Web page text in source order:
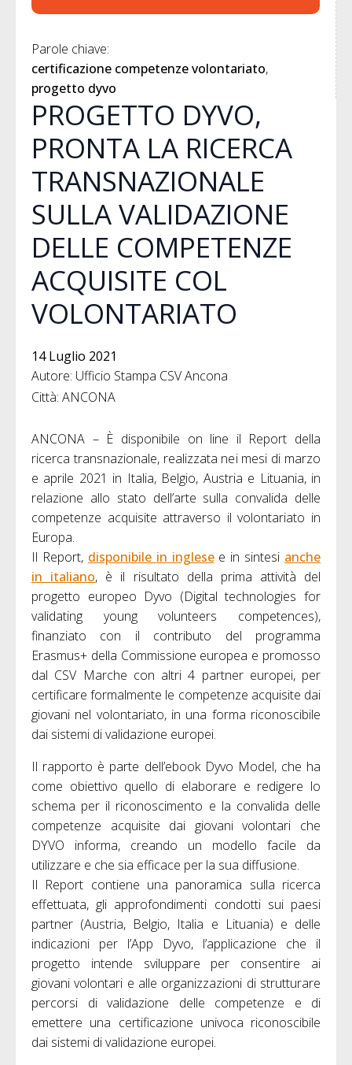
Parole chiave:
certificazione competenze volontariato
progetto dyvo
PROGETTO DYVO,
PRONTA LA RICERCA
TRANSNAZIONALE
SULLA VALIDAZIONE
DELLE COMPETENZE
ACQUISITE COL
VOLONTARIATO
14 Luglio 2021
Autore: Ufficio Stampa CSV Ancona
Città: ANCONA
ANCONA – È disponibile on line il Report della
ricerca transnazionale, realizzata nei mesi di marzo
e aprile 2021 in Italia, Belgio, Austria e Lituania, in
relazione allo stato dell’arte sulla convalida delle
competenze acquisite attraverso il volontariato in
Europa.
Il Report, disponibile in inglesee in sintesi anche
in italiano, è il risultato della prima attività del
progetto europeo Dyvo (Digital technologies for
validating young volunteers competences),
finanziato con il contributo del programma
Erasmus+ della Commissione europea e promosso
dal CSV Marche con altri 4 partner europei, per
certificare formalmente le competenze acquisite dai
giovani nel volontariato, in una forma riconoscibile
dai sistemi di validazione europei.
Il rapporto è parte dell’ebook Dyvo Model, che ha
come obiettivo quello di elaborare e redigere lo
schema per il riconoscimento e la convalida delle
competenze acquisite dai giovani volontari che
DYVO informa, creando un modello facile da
utilizzare e che sia efficace per la sua diffusione.
Il Report contiene una panoramica sulla ricerca
effettuata, gli approfondimenti condotti sui paesi
partner (Austria, Belgio, Italia e Lituania) e delle
indicazioni per l’App Dyvo, l’applicazione che il
progetto intende sviluppare per consentire ai
giovani volontari e alle organizzazioni di strutturare
percorsi di validazione delle competenze e di
emettere una certificazione univoca riconoscibile
dai sistemi di validazione europei.